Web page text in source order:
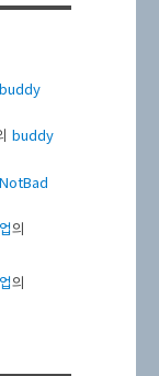
buddy
buddy
NotBad
의
의